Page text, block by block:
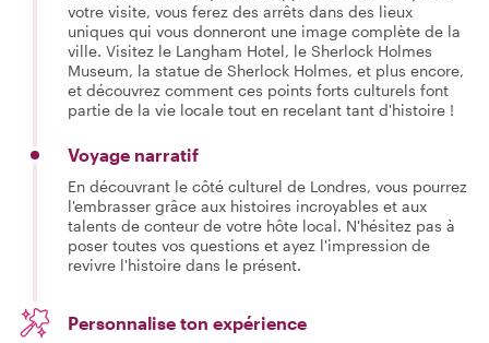
votre visite, vous ferez des arrêts dans des lieux
uniques qui vous donneront une image complète de la
ville. Visitez le Langham Hotel, le Sherlock Holmes
Museum, la statue de Sherlock Holmes, et plus encore,
et découvrez comment ces points forts culturels font
partie de la vie locale tout en recelant tant d'histoire !
Voyage narratif
En découvrant le côté culturel de Londres, vous pourrez
l'embrasser grâce aux histoires incroyables et aux
talents de conteur de votre hôte local. N'hésitez pas à
poser toutes vos questions et ayez l'impression de
revivre l'histoire dans le présent.
Personnalise ton expérience